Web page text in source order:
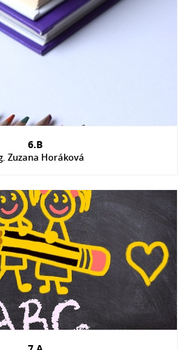
6.B
Zuzana Horáková